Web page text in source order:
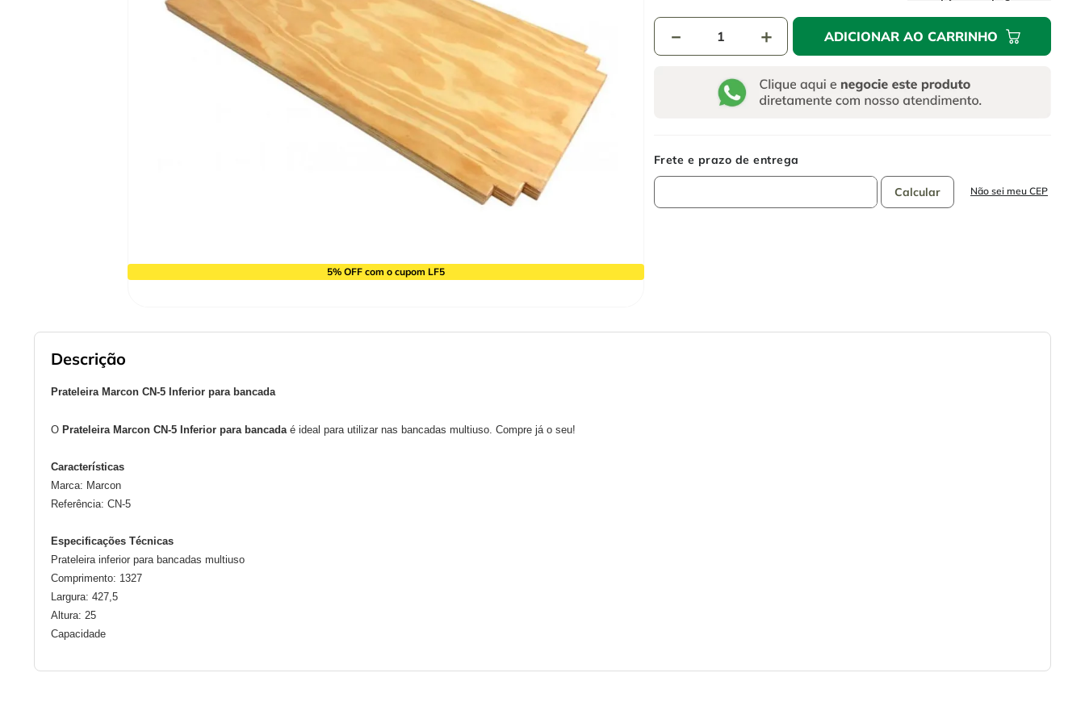
5% OFF com o cupom LF5
＋
－ ADICIONAR AO CARRINHO
Não sei meu CEP
Descrição
Prateleira Marcon CN-5 Inferior para bancada
O Prateleira Marcon CN-5 Inferior para bancada é ideal para utilizar nas bancadas multiuso. Compre já o seu!
Características
Marca: Marcon
Referência: CN-5
Especificações Técnicas
Prateleira inferior para bancadas multiuso
Comprimento: 1327
Largura: 427,5
Altura: 25
Capacidade